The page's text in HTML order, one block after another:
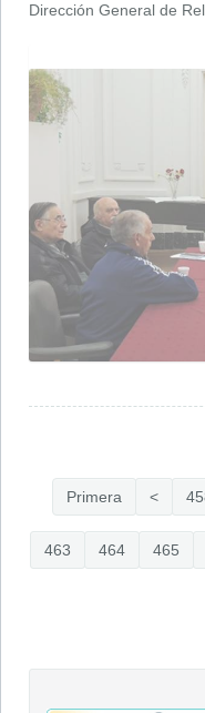
Dirección General de
Primera <
463 464 465